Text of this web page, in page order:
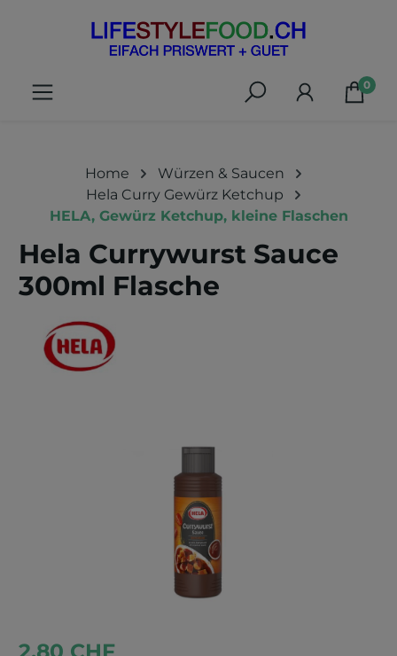
springen
0
Home
Würzen & Saucen
Hela Curry Gewürz Ketchup
HELA, Gewürz Ketchup, kleine Flaschen
Hela Currywurst Sauce
300ml Flasche